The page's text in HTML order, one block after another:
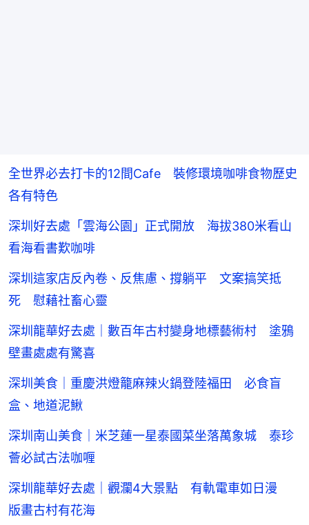
全世界必去打卡的12間Cafe 裝修環境咖啡食物歷史
各有特色
深圳好去處「雲海公園」正式開放 海拔380米看山
看海看書歎咖啡
深圳這家店反內卷、反焦慮、撐躺平 文案搞笑抵
死 慰藉社畜心靈
深圳龍華好去處｜數百年古村變身地標藝術村 塗鴉
壁畫處處有驚喜
深圳美食｜重慶洪燈籠麻辣火鍋登陸福田 必食盲
盒、地道泥鰍
深圳南山美食｜米芝蓮一星泰國菜坐落萬象城 泰珍
薈必試古法咖喱
深圳龍華好去處｜觀瀾4大景點 有軌電車如日漫
版畫古村有花海